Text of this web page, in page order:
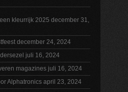
kleurrijk 2025 december 31,
december 24, 2024
juli 16, 2024
magazines juli 16, 2024
Alphatronics april 23, 2024